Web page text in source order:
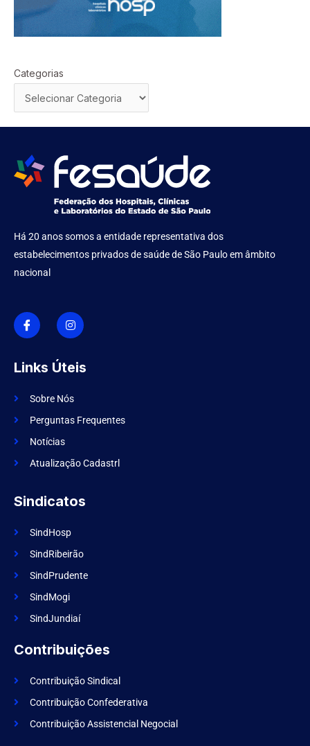
Categorias
Há 20 anos somos a entidade representativa dos
estabelecimentos privados de saúde de São Paulo em âmbito
nacional
I
c
o
n
f
a
e
o
k
I
n
s
t
g
r
m
Links Úteis
Sobre Nós
Perguntas Frequentes
Notícias
Atualização Cadastrl
Sindicatos
SindHosp
SindRibeirão
SindPrudente
SindMogi
SindJundiaí
Contribuições
Contribuição Sindical
Contribuição Confederativa
Contribuição Assistencial Negocial